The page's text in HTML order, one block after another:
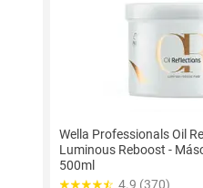
Wella Professionals Oil
Luminous Reboost -
500ml
4.9 (370)